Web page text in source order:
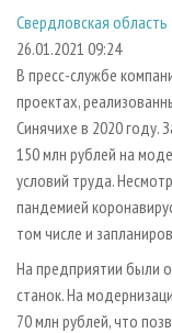
СУШКА
ПРОИЗВОДСТВО
ДЕРЕВЯННОЕ
ПРОИЗВОДСТВО
БИОЭНЕРГЕТИКА
ЦБП
ИНСТРУМЕНТ И
ПЕРСОНЫ
МОБИЛЬНЫЕ
ОФИЦИАЛЬНЫЕ
ПРИОРИТЕТНЫЕ
RUSSIAN
ГАЗЕТА
БИБЛИОТЕКА
КОНТАКТЫ
РЕКЛАМА
РЕКЛАМА НА
Свердловская область
26.01.2021 09:24
В пресс-службе
проектах,
Синячихе в 2020 году.
150 млн рублей на
условий труда.
пандемией
том числе и
На предприятии были
станок. На
70 млн рублей, что